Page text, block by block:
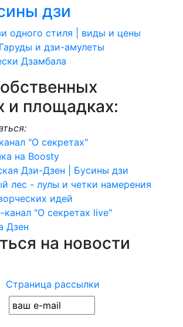
дзи
одного стиля | виды и цены
и дзи-амулеты
Дзамбала
и площадках:
"О секретах"
на Boosty
Дзи-Дзен | Бусины дзи
лес - лулы и четки намерения
идей
"О секретах live"
Дзен
на новости
Страница рассылки